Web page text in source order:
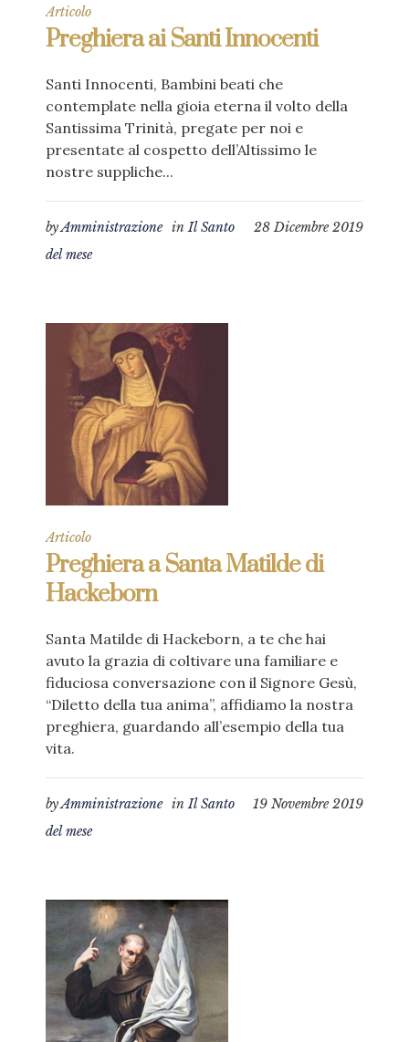
Articolo
Preghiera ai Santi Innocenti
Santi Innocenti, Bambini beati che
contemplate nella gioia eterna il volto della
Santissima Trinità, pregate per noi e
presentate al cospetto dell’Altissimo le
nostre suppliche...
28 Dicembre 2019
byAmministrazione inIl Santo
del mese
Articolo
Preghiera a Santa Matilde di
Hackeborn
Santa Matilde di Hackeborn, a te che hai
avuto la grazia di coltivare una familiare e
fiduciosa conversazione con il Signore Gesù,
“Diletto della tua anima”, affidiamo la nostra
preghiera, guardando all’esempio della tua
vita.
19 Novembre 2019
byAmministrazione inIl Santo
del mese